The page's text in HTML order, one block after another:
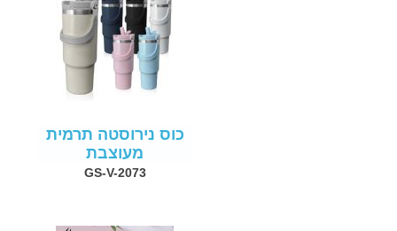
כוס נירוסטה תרמית
מעוצבת
GS-V-2073